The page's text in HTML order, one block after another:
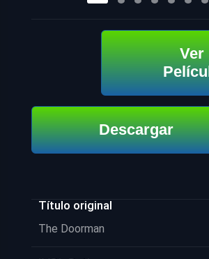
Ver
Descargar
Título original
The Doorman